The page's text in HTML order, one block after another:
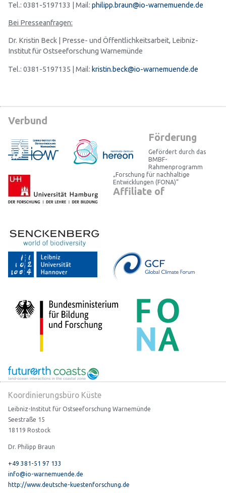
Tel.: 0381-5197133 | Mail: philipp.braun@io-warnemuende.de
Bei Presseanfragen:
Dr. Kristin Beck | Presse- und Öffentlichkeitsarbeit, Leibniz-
Institut für Ostseeforschung Warnemünde
Tel.: 0381-5197135 | Mail: kristin.beck@io-warnemuende.de
Verbund
Förderung
Gefördert durch das
BMBF-
Rahmenprogramm
„Forschung für nachhaltige
Entwicklungen (FONA)“
Affiliate of
Koordinierungsbüro Küste
Leibniz-Institut für Ostseeforschung Warnemünde
Seestraße 15
18119 Rostock
Dr. Philipp Braun
+49 381-51 97 133
info@io-warnemuende.de
http://www.deutsche-kuestenforschung.de